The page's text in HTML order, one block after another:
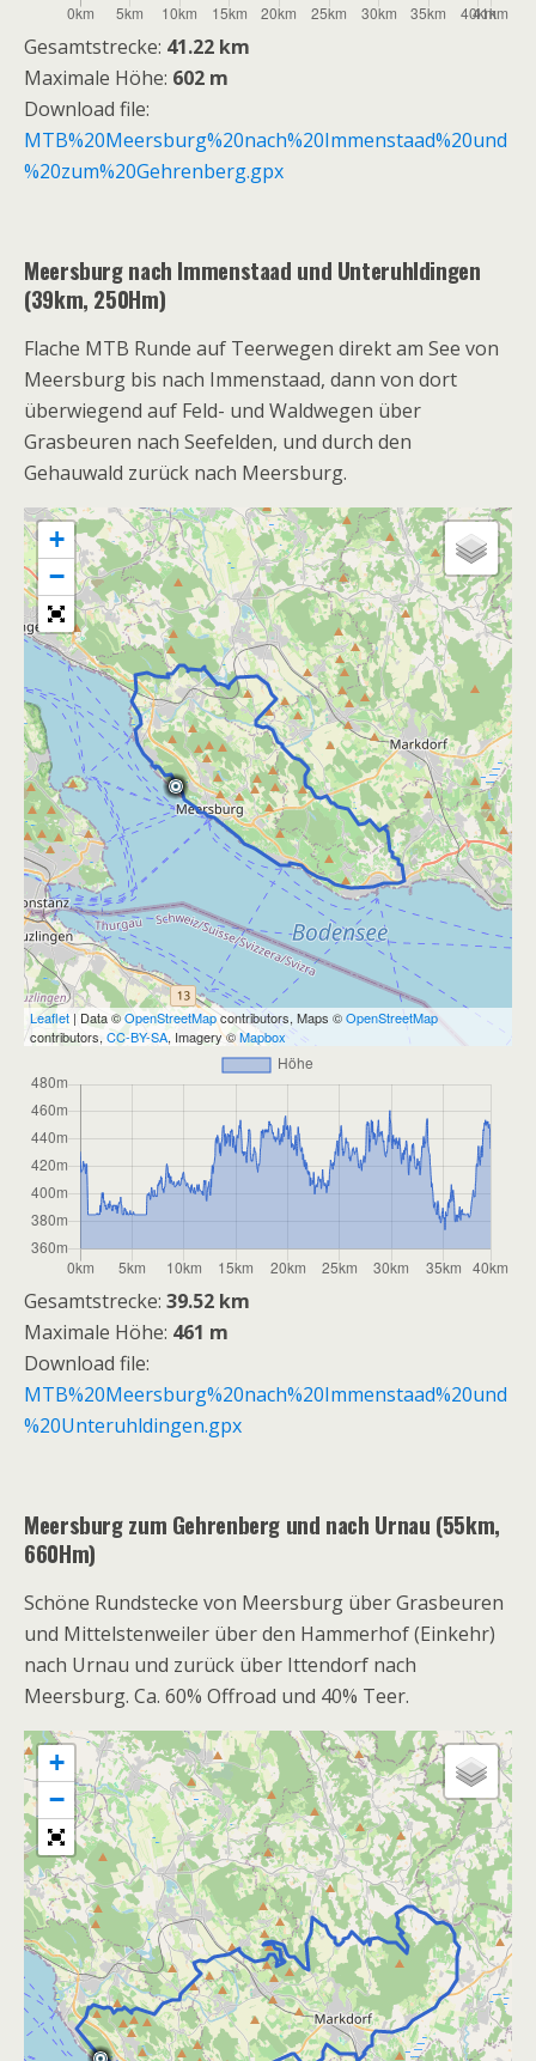
Gesamtstrecke: 41.22 km
Maximale Höhe: 602 m
Download file:
MTB%20Meersburg%20nach%20Immenstaad%20und
%20zum%20Gehrenberg.gpx
Meersburg nach Immenstaad und Unteruhldingen
(39km, 250Hm)
Flache MTB Runde auf Teerwegen direkt am See von
Meersburg bis nach Immenstaad, dann von dort
überwiegend auf Feld- und Waldwegen über
Grasbeuren nach Seefelden, und durch den
Gehauwald zurück nach Meersburg.
+
−
Leaflet | Data ©OpenStreetMapcontributors, Maps ©OpenStreetMap
contributors, CC-BY-SA, Imagery ©Mapbox
Gesamtstrecke: 39.52 km
Maximale Höhe: 461 m
Download file:
MTB%20Meersburg%20nach%20Immenstaad%20und
%20Unteruhldingen.gpx
Meersburg zum Gehrenberg und nach Urnau (55km,
660Hm)
Schöne Rundstecke von Meersburg über Grasbeuren
und Mittelstenweiler über den Hammerhof (Einkehr)
nach Urnau und zurück über Ittendorf nach
Meersburg. Ca. 60% Offroad und 40% Teer.
+
−